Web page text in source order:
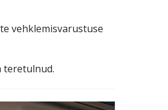
vehklemisvarustuse
teretulnud.